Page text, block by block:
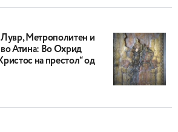
Лувр, Метрополитен и
во Атина: Во Охрид
на престол“ од